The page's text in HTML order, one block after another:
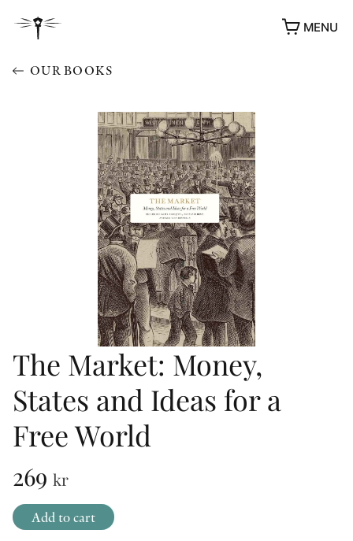
MENU
OTHER FORMATS
OUR BOOKS
The Market: Money,
States and Ideas for a
Free World
269 kr
Add to cart